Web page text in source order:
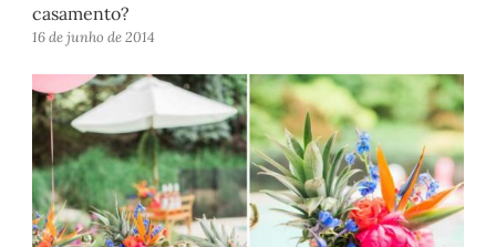
casamento?
16 de junho de 2014